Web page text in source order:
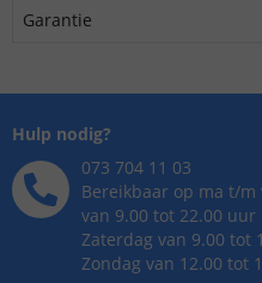
Garantie
Hulp nodig?
073 704 11 03
Bereikbaar op ma t/m
van 9.00 tot 22.00 uur
Zaterdag van 9.00 tot
Zondag van 12.00 tot